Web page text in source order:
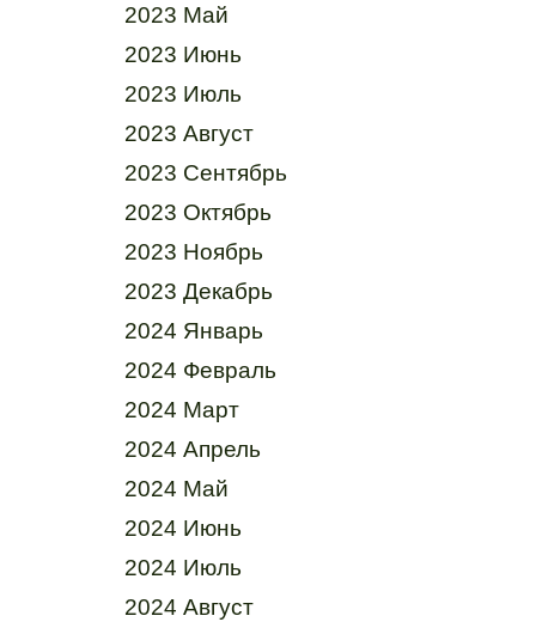
2023 Май
2023 Июнь
2023 Июль
2023 Август
2023 Сентябрь
2023 Октябрь
2023 Ноябрь
2023 Декабрь
2024 Январь
2024 Февраль
2024 Март
2024 Апрель
2024 Май
2024 Июнь
2024 Июль
2024 Август